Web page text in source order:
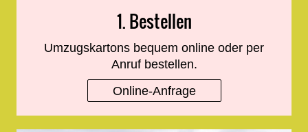
1. Bestellen
Umzugskartons bequem online oder per
Anruf bestellen.
Online-Anfrage